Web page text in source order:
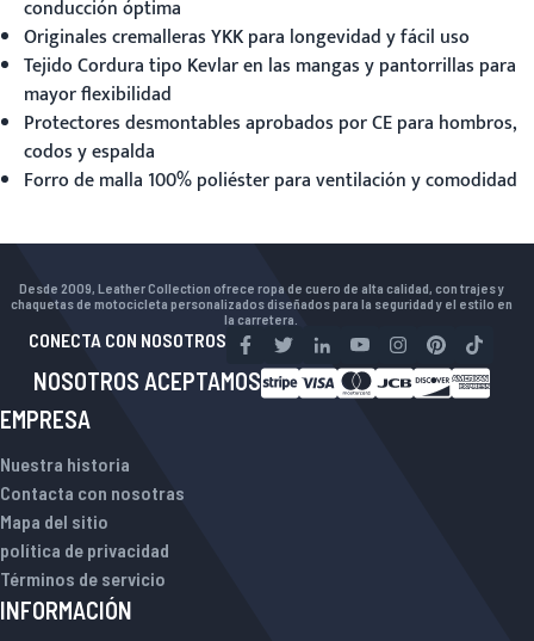
conducción óptima
Originales cremalleras YKK para longevidad y fácil uso
Tejido Cordura tipo Kevlar en las mangas y pantorrillas para
mayor flexibilidad
Protectores desmontables aprobados por CE para hombros,
codos y espalda
Forro de malla 100% poliéster para ventilación y comodidad
Desde 2009, Leather Collection ofrece ropa de cuero de alta calidad, con trajes y
chaquetas de motocicleta personalizados diseñados para la seguridad y el estilo en
la carretera.
CONECTA CON NOSOTROS
NOSOTROS ACEPTAMOS
EMPRESA
Nuestra historia
Contacta con nosotras
Mapa del sitio
política de privacidad
Términos de servicio
INFORMACIÓN